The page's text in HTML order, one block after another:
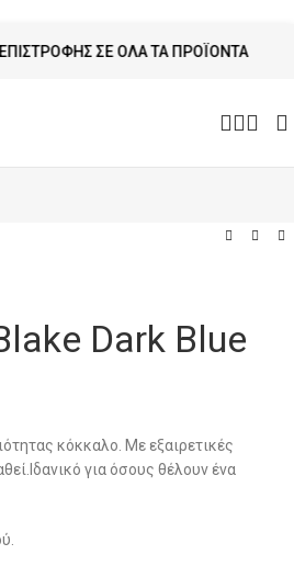
ΣΕ ΌΛΑ ΤΑ ΠΡΟΪΌΝΤΑ
Dark Blue
κόκκαλο. Με εξαιρετικές
για όσους θέλουν ένα